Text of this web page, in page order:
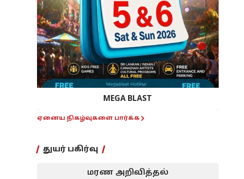
MEGA BLAST
ஏனைய நிகழ்வுகளை பார்க்க
துயர் பகிர்வு
மரண அறிவித்தல்